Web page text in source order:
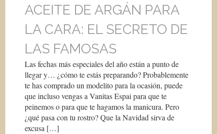
ACEITE DE ARGÁN PARA
LA CARA: EL SECRETO DE
LAS FAMOSAS
Las fechas más especiales del año están a punto de
llegar y… ¿cómo te estás preparando? Probablemente
te has comprado un modelito para la ocasión, puede
que incluso vengas a Vanitas Espai para que te
peinemos o para que te hagamos la manicura. Pero
¿qué pasa con tu rostro? Que la Navidad sirva de
excusa […]